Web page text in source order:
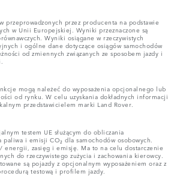
przeprowadzonych przez producenta na podstawie
w Unii Europejskiej. Wyniki przeznaczone są
Wyniki osiągane w rzeczywistych
i ogólne dane dotyczące osiągów samochodów
od zmiennych związanych ze sposobem jazdy i
mogą należeć do wyposażenia opcjonalnego lub
od rynku. W celu uzyskania dokładnych informacji
przedstawicielem marki Land Rover.
testem UE służącym do obliczania
paliwa i emisji CO₂ dla samochodów osobowych.
energii, zasięg i emisję. Ma to na celu dostarczenie
do rzeczywistego zużycia i zachowania kierowcy.
są pojazdy z opcjonalnym wyposażeniem oraz z
testową i profilem jazdy.